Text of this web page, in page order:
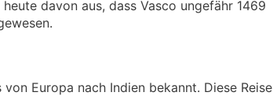
davon aus, dass Vasco ungefähr 1469
Europa nach Indien bekannt. Diese Reise